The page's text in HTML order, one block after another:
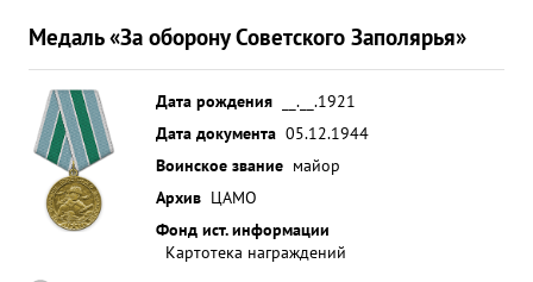
Медаль «За оборону Советского Заполярья»
Дата рождения
__.__.1921
Дата документа 05.12.1944
Воинское звание майор
Архив ЦАМО
Фонд ист. информации
Картотека награждений